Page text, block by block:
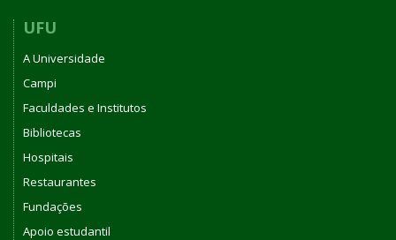
UFU
A Universidade
Campi
Faculdades e Institutos
Bibliotecas
Hospitais
Restaurantes
Fundações
Apoio estudantil